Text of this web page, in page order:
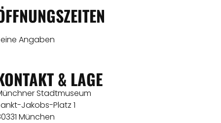
Angaben
& LAGE
Stadtmuseum
Jakobs-Platz 1
München